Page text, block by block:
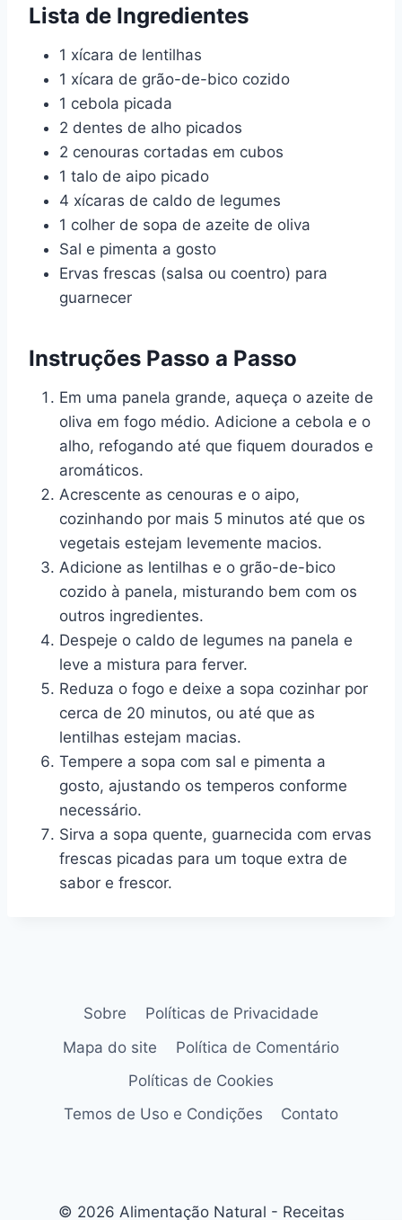
Lista de Ingredientes
1 xícara de lentilhas
1 xícara de grão-de-bico cozido
1 cebola picada
2 dentes de alho picados
2 cenouras cortadas em cubos
1 talo de aipo picado
4 xícaras de caldo de legumes
1 colher de sopa de azeite de oliva
Sal e pimenta a gosto
Ervas frescas (salsa ou coentro) para
guarnecer
Instruções Passo a Passo
Em uma panela grande, aqueça o azeite de
oliva em fogo médio. Adicione a cebola e o
alho, refogando até que fiquem dourados e
aromáticos.
Acrescente as cenouras e o aipo,
cozinhando por mais 5 minutos até que os
vegetais estejam levemente macios.
Adicione as lentilhas e o grão-de-bico
cozido à panela, misturando bem com os
outros ingredientes.
Despeje o caldo de legumes na panela e
leve a mistura para ferver.
Reduza o fogo e deixe a sopa cozinhar por
cerca de 20 minutos, ou até que as
lentilhas estejam macias.
Tempere a sopa com sal e pimenta a
gosto, ajustando os temperos conforme
necessário.
Sirva a sopa quente, guarnecida com ervas
frescas picadas para um toque extra de
sabor e frescor.
Sobre
Políticas de Privacidade
Mapa do site
Política de Comentário
Políticas de Cookies
Temos de Uso e Condições
Contato
© 2026 Alimentação Natural - Receitas